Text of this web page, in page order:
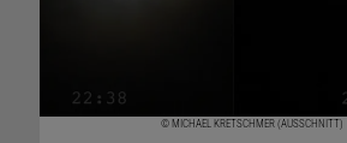
© MICHAEL KRETSCHMER (AUSSCHNITT)